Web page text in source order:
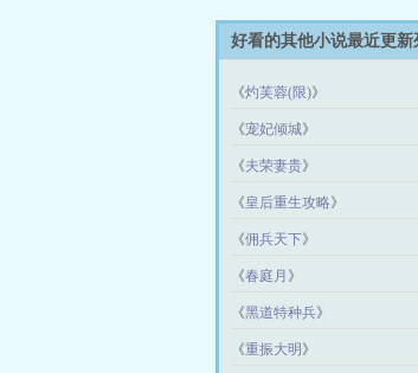
好看的其他小说最近更新
《灼芙蓉(限)》
《宠妃倾城》
《夫荣妻贵》
《皇后重生攻略》
《佣兵天下》
《春庭月 》
《黑道特种兵》
《重振大明 》